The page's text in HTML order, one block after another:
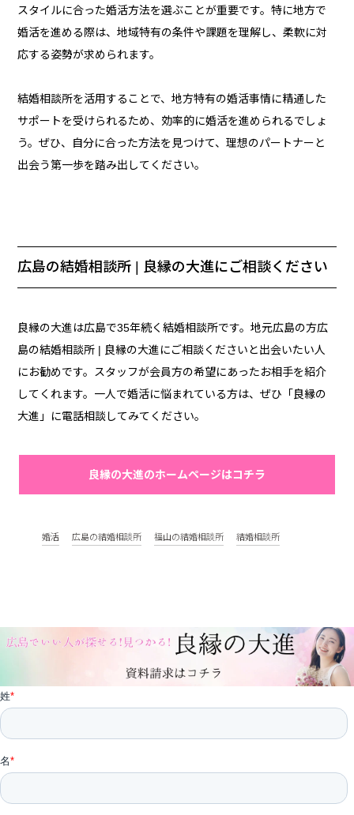
スタイルに合った婚活方法を選ぶことが重要です。特に地方で
婚活を進める際は、地域特有の条件や課題を理解し、柔軟に対
応する姿勢が求められます。
結婚相談所を活用することで、地方特有の婚活事情に精通した
サポートを受けられるため、効率的に婚活を進められるでしょ
う。ぜひ、自分に合った方法を見つけて、理想のパートナーと
出会う第一歩を踏み出してください。
広島の結婚相談所 | 良縁の大進にご相談ください
良縁の大進は広島で35年続く結婚相談所です。地元広島の方広
島の結婚相談所 | 良縁の大進にご相談くださいと出会いたい人
にお勧めです。スタッフが会員方の希望にあったお相手を紹介
してくれます。一人で婚活に悩まれている方は、ぜひ「良縁の
大進」に電話相談してみてください。
良縁の大進のホームページはコチラ
婚活 広島の結婚相談所 福山の結婚相談所 結婚相談所